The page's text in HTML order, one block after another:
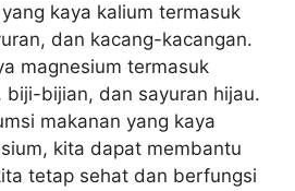
kaya kalium termasuk
dan kacang-kacangan.
magnesium termasuk
biji-bijian, dan sayuran hijau.
makanan yang kaya
kita dapat membantu
tetap sehat dan berfungsi